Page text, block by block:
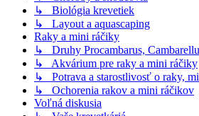
↳ Biológia krevetiek
↳ Layout a aquascaping
Raky a mini ráčiky
↳ Druhy Procambarus,
↳ Akvárium pre raky a mini ráčiky
↳ Potrava a starostlivosť o raky,
↳ Ochorenia rakov a mini ráčikov
Voľná diskusia